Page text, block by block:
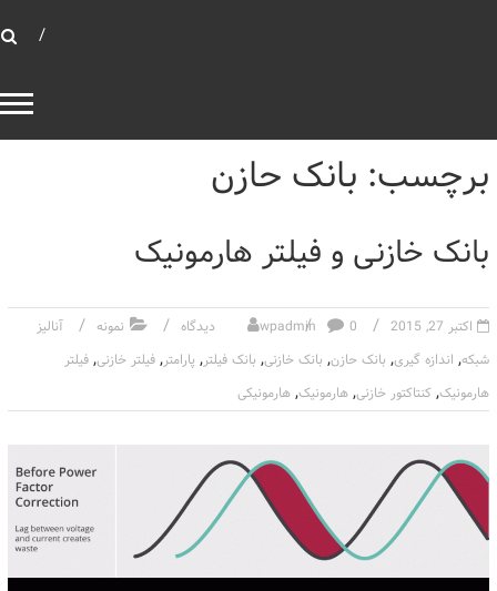
برچسب: بانک حازن
بانک خازنی و فیلتر هارمونیک
اکتبر 27, 2015 wpadmin 0 دیدگاه نمونه
آنالیز
شبکه, اندازه گیری, بانک حازن, بانک خازنی, بانک فیلتر, پارامتر, فیلتر خازنی, فیلتر
هارمونیک, کنتاکتور خازنی, هارمونیک, هارمونیکی